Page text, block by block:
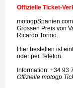
Offizielle Ticket-
Grossen Preis von
Ricardo Tormo.
Hier bestellen ist
oder per Telefon.
Information: +34 93
Offizielle motogp